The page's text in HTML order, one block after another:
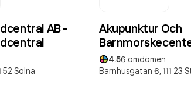
AB -
52 Solna
Akupunktur Och
AB4.56 omdömen
Barnhusgatan 6, 111 23